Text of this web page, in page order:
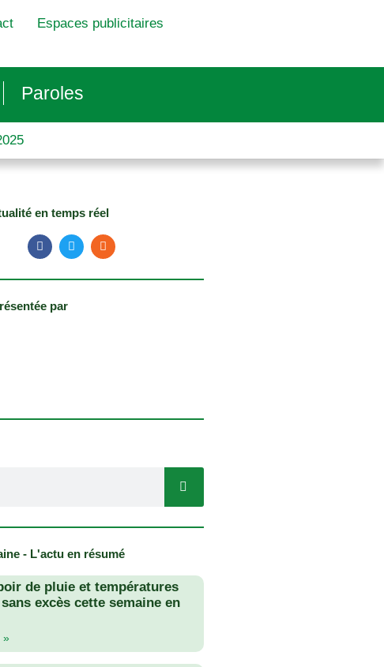
Espaces publicitaires
Paroles
en temps réel
par
- L'actu en résumé
de pluie et températures
excès cette semaine en
»